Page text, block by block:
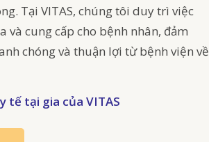
Tại VITAS, chúng tôi duy trì việc
và cung cấp cho bệnh nhân, đảm
chóng và thuận lợi từ bệnh viện về
tế tại gia của VITAS